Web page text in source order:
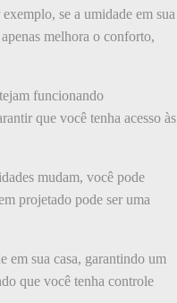
se a umidade em sua
melhora o conforto,
funcionando
que você tenha acesso às
mudam, você pode
projetado pode ser uma
em sua casa, garantindo um
que você tenha controle